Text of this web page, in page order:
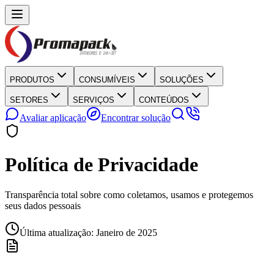
PRODUTOS CONSUMÍVEIS SOLUÇÕES
SETORES SERVIÇOS CONTEÚDOS
Avaliar aplicação Encontrar solução
Política de Privacidade
Transparência total sobre como coletamos, usamos e protegemos
seus dados pessoais
Última atualização: Janeiro de 2025